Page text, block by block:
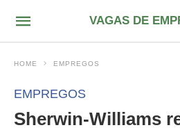
VAGAS DE
HOME EMPREGOS
EMPREGOS
Sherwin-Williams